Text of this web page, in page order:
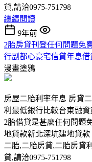
貸,請洽0975-751798
繼續閱讀
9年前
2胎房貸刊登任何問題免
行副都心豪宅信貸年息借
漫畫塗鴉
房屋二胎利率年息 房貸
利最低銀行比較台東融
2胎借貸是甚麼任何問題
地貸款新北深坑建地貸款
二胎,二胎房貸,二胎房貸
貸,請洽0975-751798